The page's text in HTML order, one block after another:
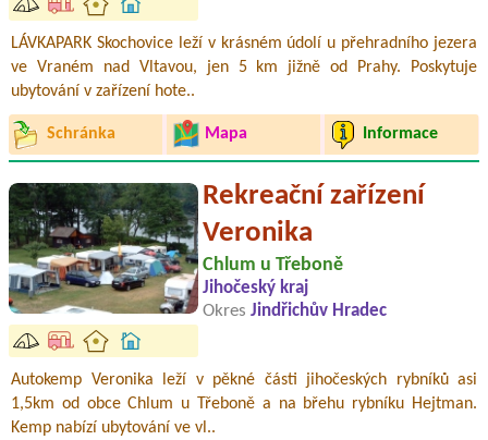
LÁVKAPARK Skochovice leží v krásném údolí u přehradního jezera
ve Vraném nad Vltavou, jen 5 km jižně od Prahy. Poskytuje
ubytování v zařízení hote..
Schránka Mapa Informace
Rekreační zařízení
Veronika
Chlum u Třeboně
Jihočeský kraj
Okres Jindřichův Hradec
Autokemp Veronika leží v pěkné části jihočeských rybníků asi
1,5km od obce Chlum u Třeboně a na břehu rybníku Hejtman.
Kemp nabízí ubytování ve vl..